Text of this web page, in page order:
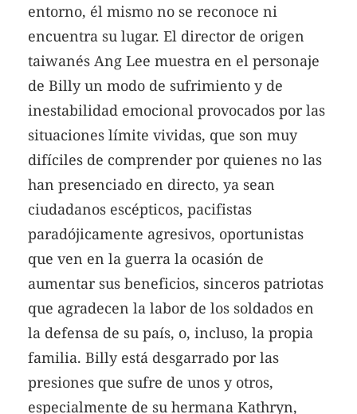
entorno, él mismo no se reconoce ni
encuentra su lugar. El director de origen
taiwanés Ang Lee muestra en el personaje
de Billy un modo de sufrimiento y de
inestabilidad emocional provocados por las
situaciones límite vividas, que son muy
difíciles de comprender por quienes no las
han presenciado en directo, ya sean
ciudadanos escépticos, pacifistas
paradójicamente agresivos, oportunistas
que ven en la guerra la ocasión de
aumentar sus beneficios, sinceros patriotas
que agradecen la labor de los soldados en
la defensa de su país, o, incluso, la propia
familia. Billy está desgarrado por las
presiones que sufre de unos y otros,
especialmente de su hermana Kathryn,